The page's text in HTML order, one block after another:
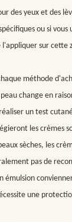
des yeux et des
ou si
l'appliquer sur cette
méthode
change en
réaliser un test
les crèmes
sèches, les
pas de
émulsion
une